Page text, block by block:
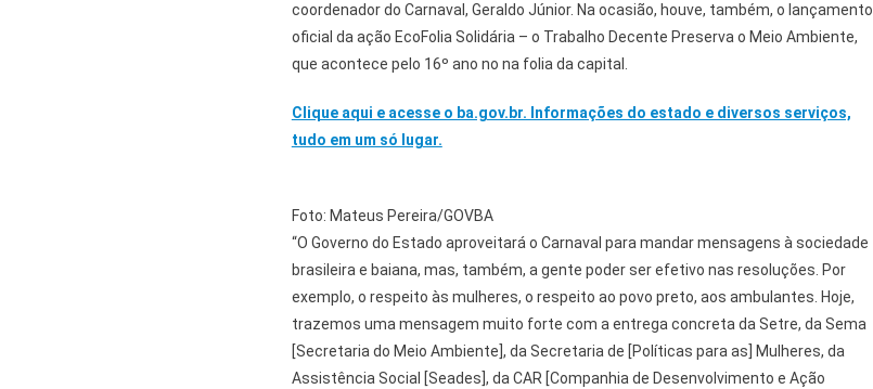
coordenador do Carnaval, Geraldo Júnior. Na ocasião, houve, também, o lançamento
oficial da ação EcoFolia Solidária – o Trabalho Decente Preserva o Meio Ambiente,
que acontece pelo 16º ano no na folia da capital.
Clique aqui e acesse o ba.gov.br. Informações do estado e diversos serviços,
tudo em um só lugar.
Foto: Mateus Pereira/GOVBA
“O Governo do Estado aproveitará o Carnaval para mandar mensagens à sociedade
brasileira e baiana, mas, também, a gente poder ser efetivo nas resoluções. Por
exemplo, o respeito às mulheres, o respeito ao povo preto, aos ambulantes. Hoje,
trazemos uma mensagem muito forte com a entrega concreta da Setre, da Sema
[Secretaria do Meio Ambiente], da Secretaria de [Políticas para as] Mulheres, da
Assistência Social [Seades], da CAR [Companhia de Desenvolvimento e Ação